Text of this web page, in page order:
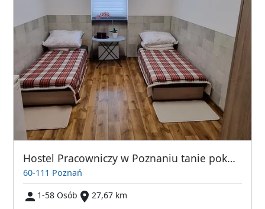
Hostel Pracowniczy w Poznaniu tanie pokoje i miejsca noclegowe
60-111 Poznań
1-58 Osób
27,67 km